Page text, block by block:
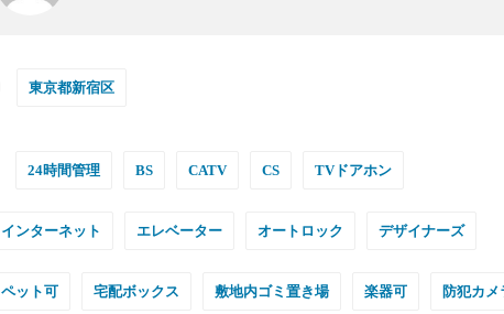
東京都新宿区
24時間管理 BS CATV CS TVドアホン
インターネット エレベーター オートロック デザイナーズ
ペット可 宅配ボックス 敷地内ゴミ置き場 楽器可 防犯カメ